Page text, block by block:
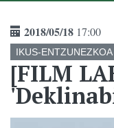
2018/05/18 17:00
IKUS-ENTZUNEZKOA
[FILM